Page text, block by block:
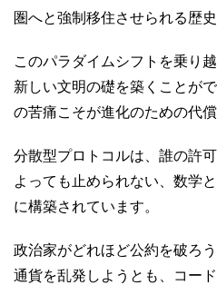
圏へと強制移住させられる歴
このパラダイムシフトを乗り
新しい文明の礎を築くことが
の苦痛こそが進化のための代償
分散型プロトコルは、誰の許
よっても止められない、数学
に構築されています。
政治家がどれほど公約を破ろ
通貨を乱発しようとも、コー